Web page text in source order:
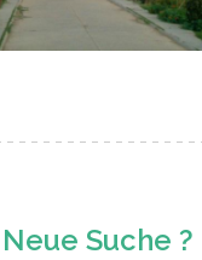
Neue Suche ?